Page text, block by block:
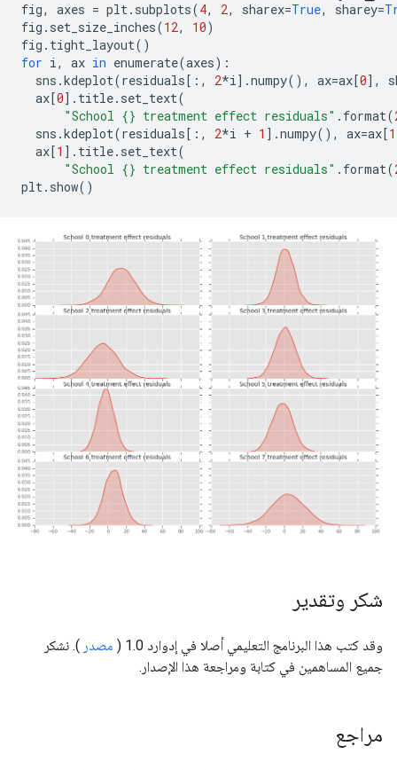
fig, axes = plt. subplots(4, 2, sharex=True, sharey=
fig . set_size_inches(12, 10)
fig . tight_layout()
for i, ax in enumerate(axes):
sns .kdeplot(residuals [:, 2*i].numpy(), ax=ax [0],
ax [0]. title. set_text(
"School {} treatment effect residuals" . format(
sns .kdeplot(residuals [:, 2*i + 1 ].numpy(), ax=ax [1
ax [1 ]. title. set_text(
"School {} treatment effect residuals" . format(
plt. show()
شكر وتقدير
وقد كتب هذا البرنامج التعليمي أصلا في إدوارد 1.0 ( مصدر ). نشكر
جميع المساهمين في كتابة ومراجعة هذا الإصدار.
مراجع